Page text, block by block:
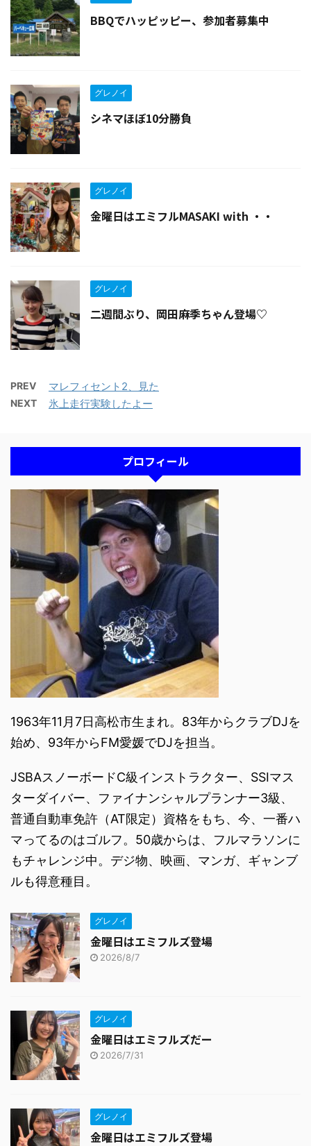
BBQでハッピッピー、参加者募集中
グレノイ
シネマほぼ10分勝負
グレノイ
金曜日はエミフルMASAKI with ・・
グレノイ
二週間ぶり、岡田麻季ちゃん登場♡
PREV マレフィセント2、見た
NEXT 氷上走行実験したよー
プロフィール
1963年11月7日高松市生まれ。83年からクラブDJを
始め、93年からFM愛媛でDJを担当。
JSBAスノーボードC級インストラクター、SSIマス
ターダイバー、ファイナンシャルプランナー3級、
普通自動車免許（AT限定）資格をもち、今、一番ハ
マってるのはゴルフ。50歳からは、フルマラソンに
もチャレンジ中。デジ物、映画、マンガ、ギャンブ
ルも得意種目。
グレノイ
金曜日はエミフルズ登場
2026/8/7
グレノイ
金曜日はエミフルズだー
2026/7/31
グレノイ
金曜日はエミフルズ登場